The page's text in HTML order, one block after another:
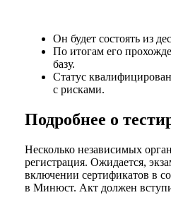
Он будет состоять из
По итогам его
базу.
Статус
с рисками.
Подробнее о
Несколько независимых
регистрация. Ожидается,
включении сертификатов в
в Минюст. Акт должен